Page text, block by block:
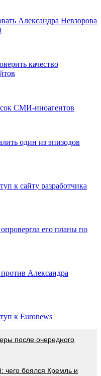
Александра Невзорова
качество
СМИ-иноагентов
один из эпизодов
к сайту разработчика
его планы по
Александра
к Euronews
после очередного
чeгo бoялcя Крeмль и